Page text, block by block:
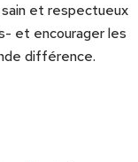
sain et respectueux
et encourager les
différence.